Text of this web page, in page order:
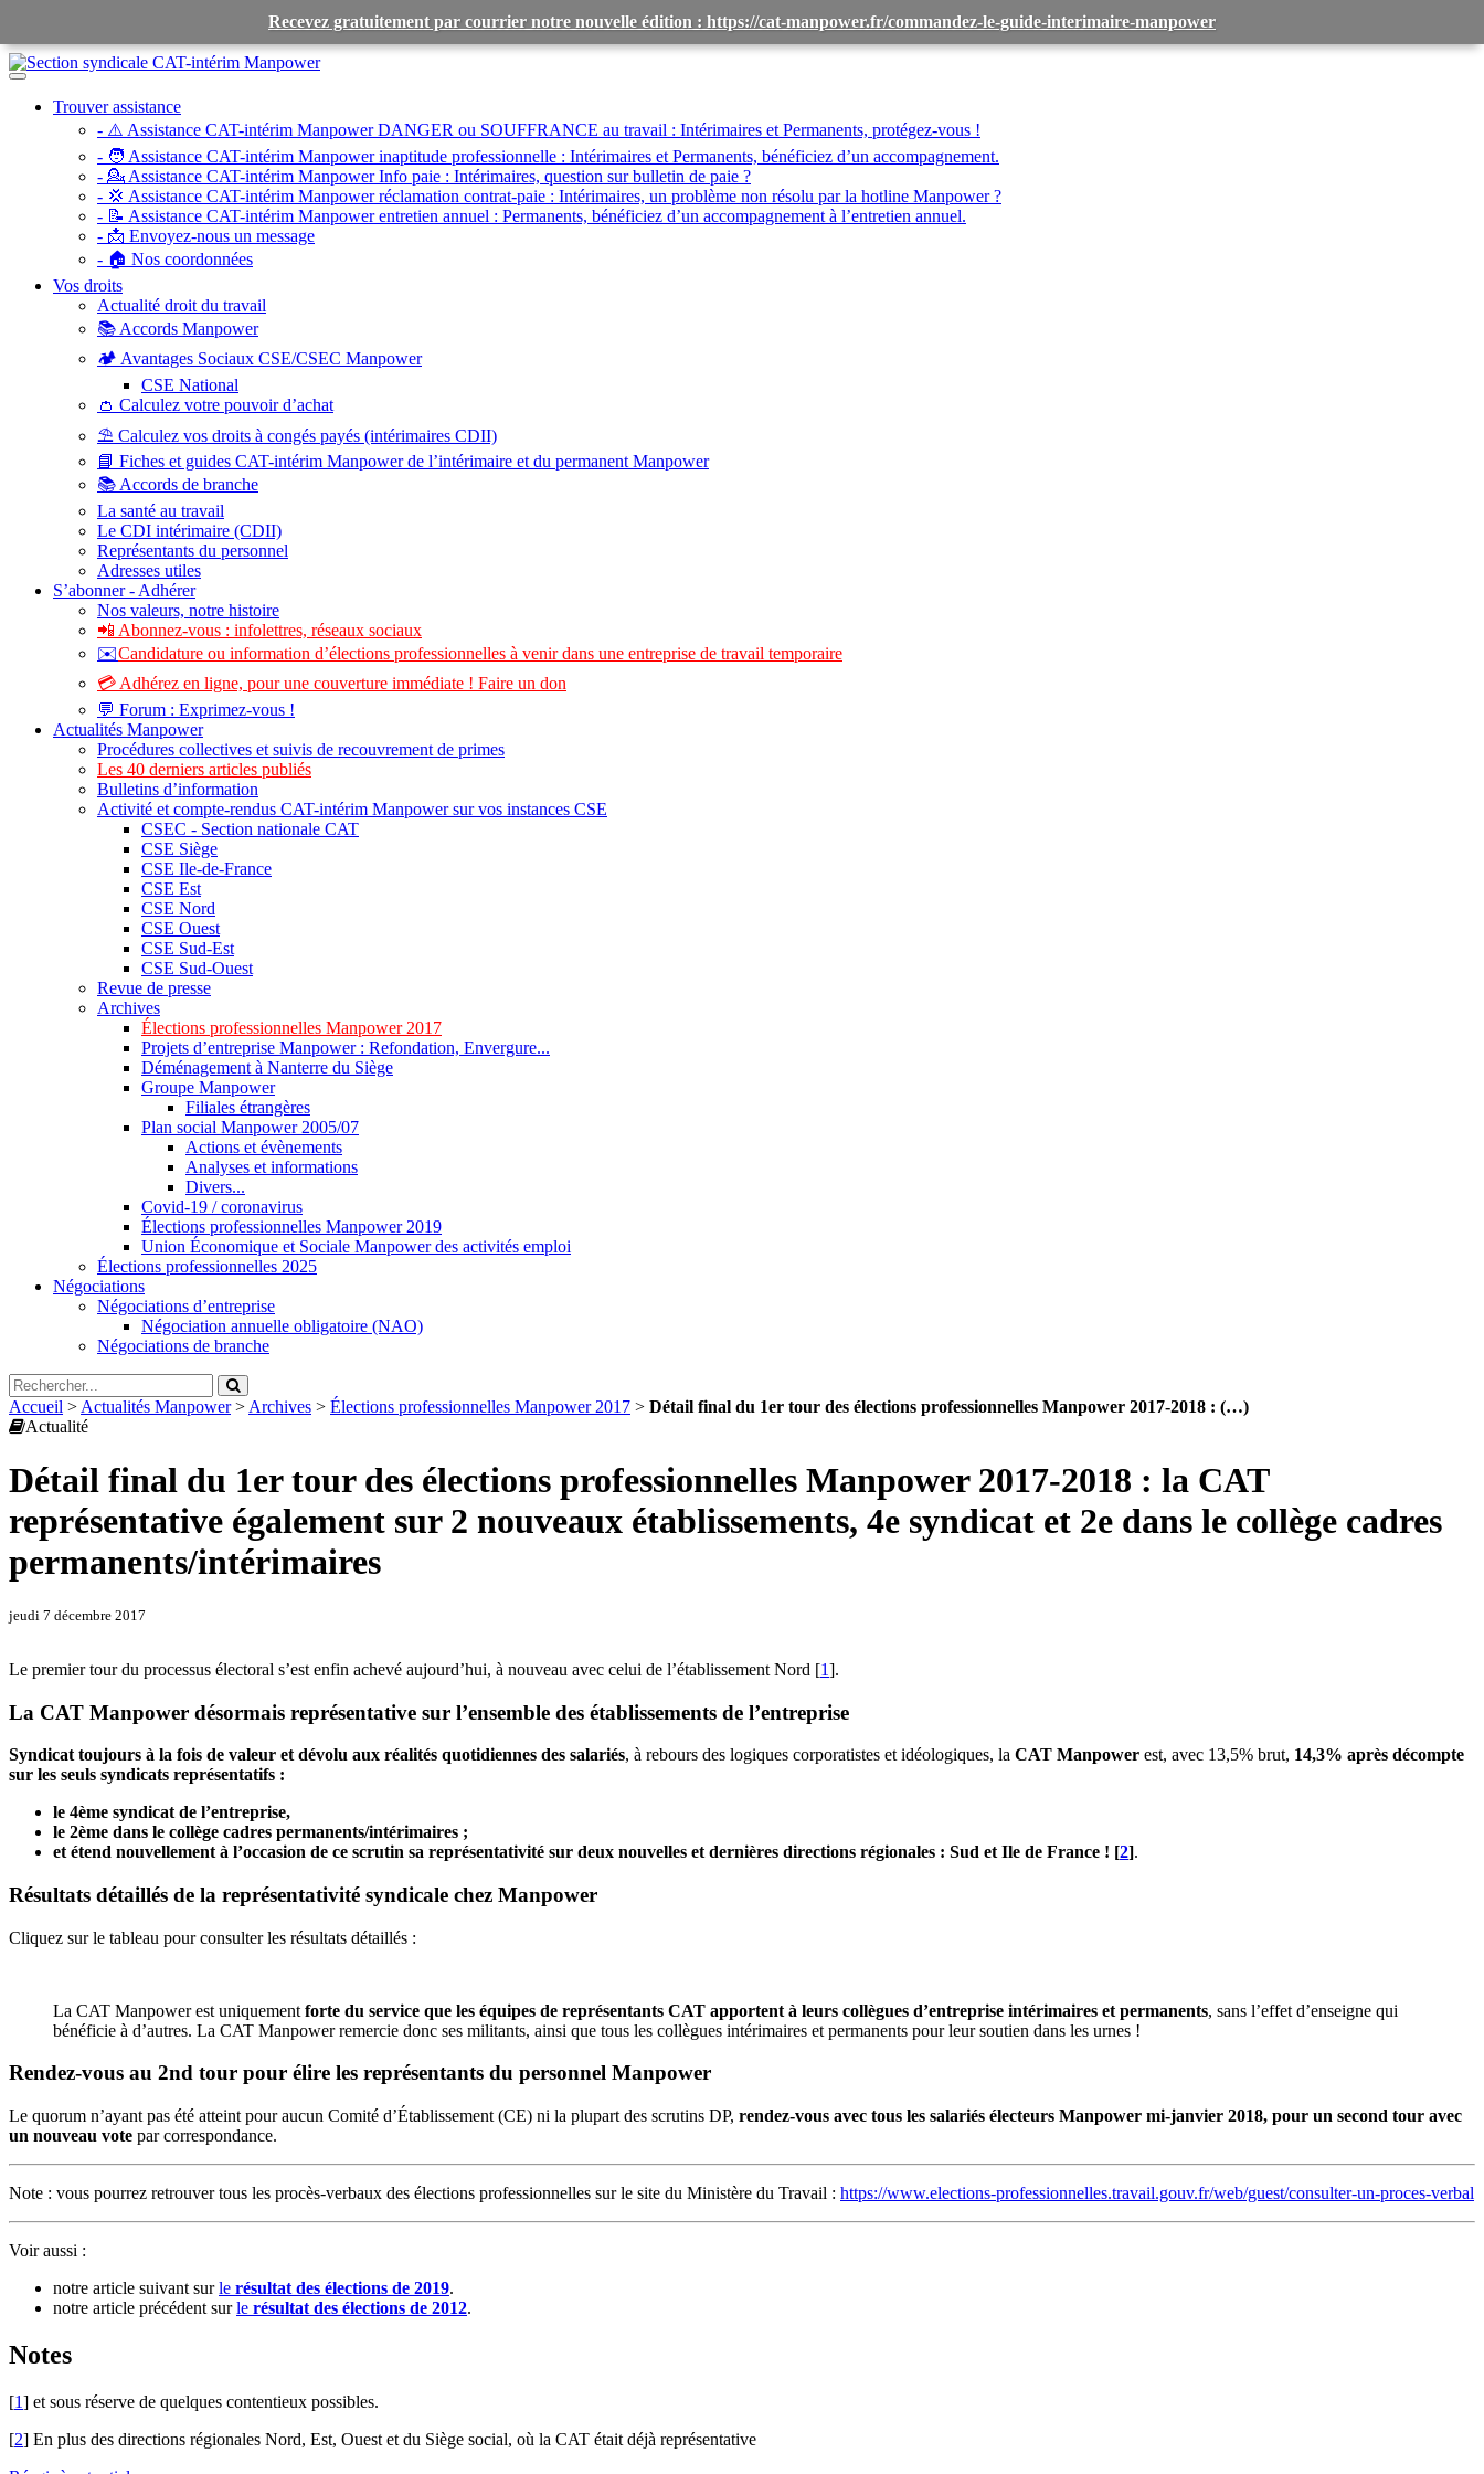
Toggle
navigationTrouver assistance
- ⚠️ Assistance CAT-intérim Manpower DANGER ou SOUFFRANCE au travail : Intérimaires et Permanents, protégez-vous !
- 🧑 Assistance CAT-intérim Manpower inaptitude professionnelle : Intérimaires et Permanents, bénéficiez d’un accompagnement.
- 💁 Assistance CAT-intérim Manpower Info paie : Intérimaires, question sur bulletin de paie ?
- 💢 Assistance CAT-intérim Manpower réclamation contrat-paie : Intérimaires, un problème non résolu par la hotline Manpower ?
- 📝 Assistance CAT-intérim Manpower entretien annuel : Permanents, bénéficiez d’un accompagnement à l’entretien annuel.
- 📩 Envoyez-nous un message
- 🏠 Nos coordonnées
Vos droits
Actualité droit du travail
📚 Accords Manpower
🏕️ Avantages Sociaux CSE/CSEC Manpower
CSE National
👛 Calculez votre pouvoir d’achat
⛱️ Calculez vos droits à congés payés (intérimaires CDII)
📘 Fiches et guides CAT-intérim Manpower de l’intérimaire et du permanent Manpower
📚 Accords de branche
La santé au travail
Le CDI intérimaire (CDII)
Représentants du personnel
Adresses utiles
S’abonner - Adhérer
Nos valeurs, notre histoire
📲 Abonnez-vous : infolettres, réseaux sociaux
✉️Candidature ou information d’élections professionnelles à venir dans une entreprise de travail temporaire
💳 Adhérez en ligne, pour une couverture immédiate ! Faire un don
💬 Forum : Exprimez-vous !
Actualités Manpower
Procédures collectives et suivis de recouvrement de primes
Les 40 derniers articles publiés
Bulletins d’information
Activité et compte-rendus CAT-intérim Manpower sur vos instances CSE
CSEC - Section nationale CAT
CSE Siège
CSE Ile-de-France
CSE Est
CSE Nord
CSE Ouest
CSE Sud-Est
CSE Sud-Ouest
Revue de presse
Archives
Élections professionnelles Manpower 2017
Projets d’entreprise Manpower : Refondation, Envergure...
Déménagement à Nanterre du Siège
Groupe Manpower
Filiales étrangères
Plan social Manpower 2005/07
Actions et évènements
Analyses et informations
Divers...
Covid-19 / coronavirus
Élections professionnelles Manpower 2019
Union Économique et Sociale Manpower des activités emploi
Élections professionnelles 2025
Négociations
Négociations d’entreprise
Négociation annuelle obligatoire (NAO)
Négociations de branche
Accueil > Actualités Manpower> Archives > Élections professionnelles Manpower 2017 > Détail final du 1er tour des élections professionnelles Manpower 2017-2018 : (…)
Actualité
Détail final du 1er tour des élections professionnelles Manpower 2017-2018 : la CAT
représentative également sur 2 nouveaux établissements, 4e syndicat et 2e dans le collège cadres
permanents/intérimaires
jeudi 7 décembre 2017
Le premier tour du processus électoral s’est enfin achevé aujourd’hui, à nouveau avec celui de l’établissement Nord [1].
La CAT Manpower désormais représentative sur l’ensemble des établissements de l’entreprise
Syndicat toujours à la fois de valeur et dévolu aux réalités quotidiennes des salariés, à rebours des logiques corporatistes et idéologiques, la CAT Manpower est, avec 13,5% brut, 14,3% après décompte
sur les seuls syndicats représentatifs :
le 4ème syndicat de l’entreprise,
le 2ème dans le collège cadres permanents/intérimaires ;
et étend nouvellement à l’occasion de ce scrutin sa représentativité sur deux nouvelles et dernières directions régionales : Sud et Ile de France ! [2].
Résultats détaillés de la représentativité syndicale chez Manpower
Cliquez sur le tableau pour consulter les résultats détaillés :
La CAT Manpower est uniquement forte du service que les équipes de représentants CAT apportent à leurs collègues d’entreprise intérimaires et permanents, sans l’effet d’enseigne qui
bénéficie à d’autres. La CAT Manpower remercie donc ses militants, ainsi que tous les collègues intérimaires et permanents pour leur soutien dans les urnes !
Rendez-vous au 2nd tour pour élire les représentants du personnel Manpower
Le quorum n’ayant pas été atteint pour aucun Comité d’Établissement (CE) ni la plupart des scrutins DP, rendez-vous avec tous les salariés électeurs Manpower mi-janvier 2018, pour un second tour avec
un nouveau vote par correspondance.
Note : vous pourrez retrouver tous les procès-verbaux des élections professionnelles sur le site du Ministère du Travail : https://www.elections-professionnelles.travail.gouv.fr/web/guest/consulter-un-proces-verbal
Voir aussi :
notre article suivant surle résultat des élections de 2019.
notre article précédent surle résultat des élections de 2012.
Notes
[1] et sous réserve de quelques contentieux possibles.
[2] En plus des directions régionales Nord, Est, Ouest et du Siège social, où la CAT était déjà représentative
Recevez gratuitement par courrier notre nouvelle édition : https://cat-manpower.fr/commandez-le-guide-interimaire-manpower